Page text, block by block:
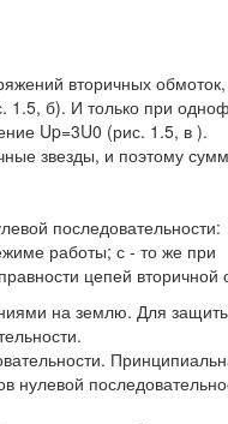
вторичных обмоток,
1.5, б). И только при
Up=3U0 (рис. 1.5, в ).
звезды, и поэтому
последовательности:
работы; с - то же при
цепей вторичной
на землю. Для
нулевой